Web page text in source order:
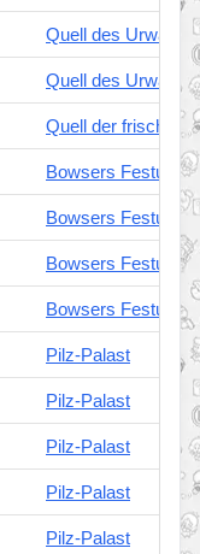
Quell des Urwaldes
Quell des Urwaldes
Quell der frischen
Bowsers Festung
Bowsers Festung
Bowsers Festung
Bowsers Festung
Pilz-Palast
Pilz-Palast
Pilz-Palast
Pilz-Palast
Pilz-Palast